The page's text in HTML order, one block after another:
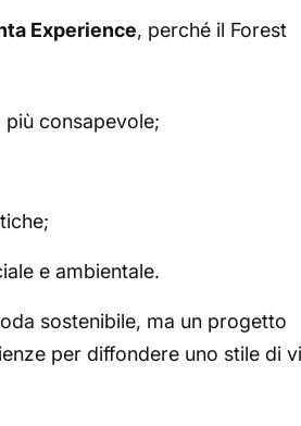
Experience, perché il Forest
consapevole;
e ambientale.
sostenibile, ma un progetto
per diffondere uno stile di